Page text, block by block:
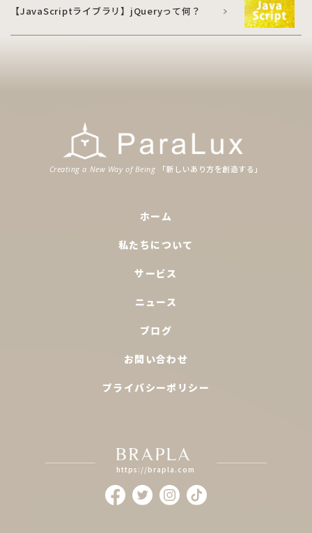
【JavaScriptライブラリ】jQueryって何？
Creating a New Way of Being 「新 しいあり方を創造する」
ホーム
私たちについて
サービス
ニュース
ブログ
お問い合わせ
プライバシーポリシー
https://brapla.com